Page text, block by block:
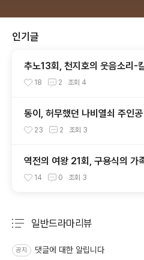
인기글
추노13회, 천지호의 웃음소리-
다 18 2 조회 4
동이, 허무했던 나비열쇠 주인
기의 긴장감 넘치던 동이의 정체
23 2 조회 3
역전의 여왕 21회, 구용식의 가
운 이야기가 시작되었다
14 0 조회 3
일반드라마리뷰
공지 댓글에 대한 알립니다